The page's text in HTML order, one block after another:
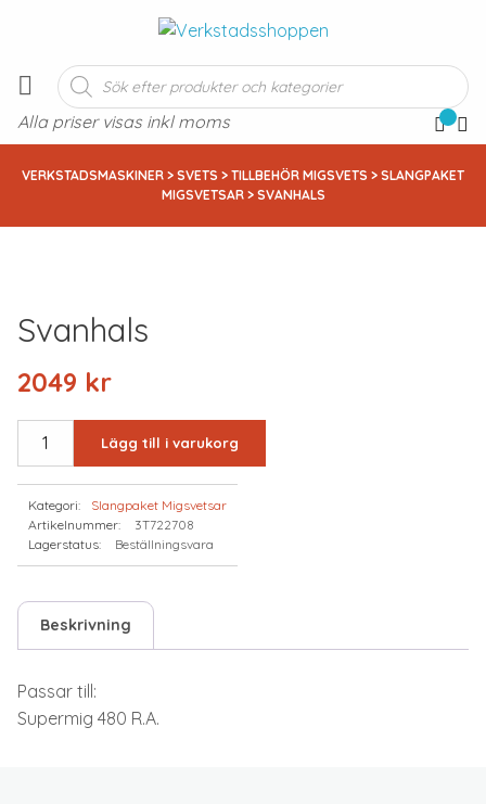
Alla priser visas inkl moms
Produktsökning
VERKSTADSMASKINER > SVETS > TILLBEHÖR MIGSVETS > SLANGPAKET
MIGSVETSAR> SVANHALS
Svanhals
2049 kr
SVANHALS
Lägg till i varukorg
Kategori:
Slangpaket Migsvetsar
Artikelnummer:
3T722708
Lagerstatus:
Beställningsvara
Beskrivning
Passar till:
Supermig 480 R.A.